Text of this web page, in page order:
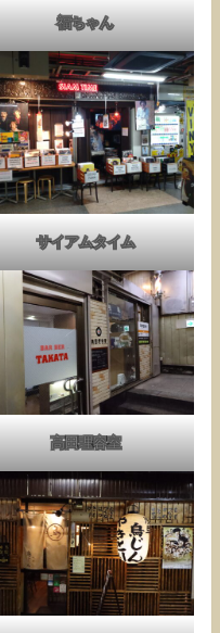
福ちゃん
サイアムタイム
高田理容室